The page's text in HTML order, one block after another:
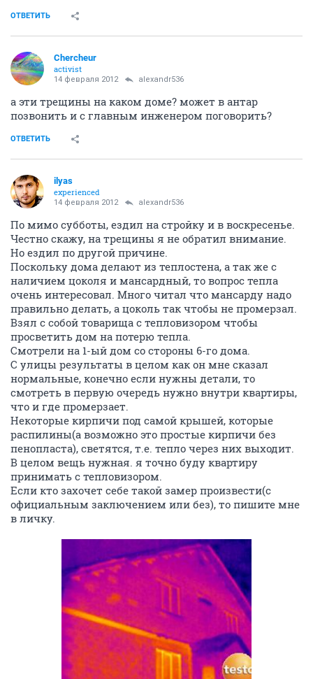
ОТВЕТИТЬ
Сhercheur
activist
14 февраля 2012 alexandr536
а эти трещины на каком доме? может в антар
позвонить и с главным инженером поговорить?
ОТВЕТИТЬ
ilyas
experienced
14 февраля 2012 alexandr536
По мимо субботы, ездил на стройку и в воскресенье.
Честно скажу, на трещины я не обратил внимание.
Но ездил по другой причине.
Поскольку дома делают из теплостена, а так же с
наличием цоколя и мансардный, то вопрос тепла
очень интересовал. Много читал что мансарду надо
правильно делать, а цоколь так чтобы не промерзал.
Взял с собой товарища с тепловизором чтобы
просветить дом на потерю тепла.
Смотрели на 1-ый дом со стороны 6-го дома.
С улицы результаты в целом как он мне сказал
нормальные, конечно если нужны детали, то
смотреть в первую очередь нужно внутри квартиры,
что и где промерзает.
Некоторые кирпичи под самой крышей, которые
распилины(а возможно это простые кирпичи без
пенопласта), светятся, т.е. тепло через них выходит.
В целом вещь нужная. я точно буду квартиру
принимать с тепловизором.
Если кто захочет себе такой замер произвести(с
официальным заключением или без), то пишите мне
в личку.